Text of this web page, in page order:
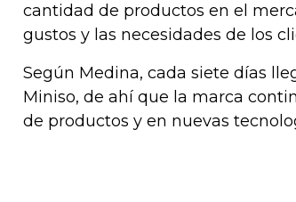
cantidad de productos en el
gustos y las necesidades de los
Según Medina, cada siete días
Miniso, de ahí que la marca
de productos y en nuevas